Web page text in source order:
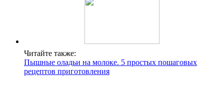
Читайте также:
Пышные оладьи на молоке. 5 простых пошаговых
рецептов приготовления